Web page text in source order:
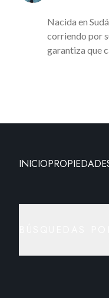
Nacida en
corriendo por
garantiza que
INICIO